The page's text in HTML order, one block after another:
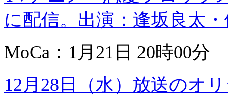
に配信。出演：逢坂良太
MoCa：1月21日 20時00分
12月28日（水）放送のオ